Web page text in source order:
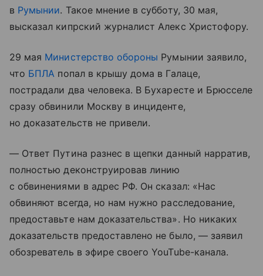
в Румынии. Такое мнение в субботу, 30 мая,
высказал кипрский журналист Алекс Христофору.
29 мая Министерство обороны Румынии заявило,
что БПЛА попал в крышу дома в Галаце,
пострадали два человека. В Бухаресте и Брюсселе
сразу обвинили Москву в инциденте,
но доказательств не привели.
— Ответ Путина разнес в щепки данный нарратив,
полностью деконструировав линию
с обвинениями в адрес РФ. Он сказал: «Нас
обвиняют всегда, но нам нужно расследование,
предоставьте нам доказательства». Но никаких
доказательств предоставлено не было, — заявил
обозреватель в эфире своего YouTube-канала.